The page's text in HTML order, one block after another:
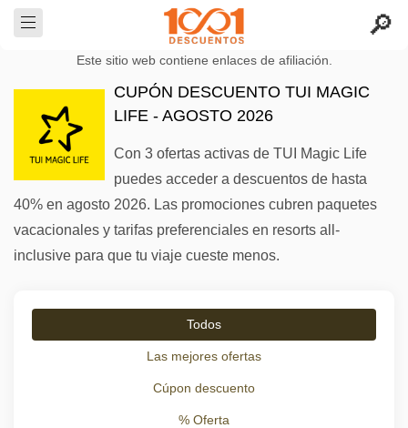
Este sitio web contiene enlaces de afiliación.
CUPÓN DESCUENTO TUI MAGIC
LIFE - AGOSTO 2026
Con 3 ofertas activas de TUI Magic Life
puedes acceder a descuentos de hasta
40% en agosto 2026. Las promociones cubren paquetes
vacacionales y tarifas preferenciales en resorts all-
inclusive para que tu viaje cueste menos.
Todos
Las mejores ofertas
Cúpon descuento
% Oferta